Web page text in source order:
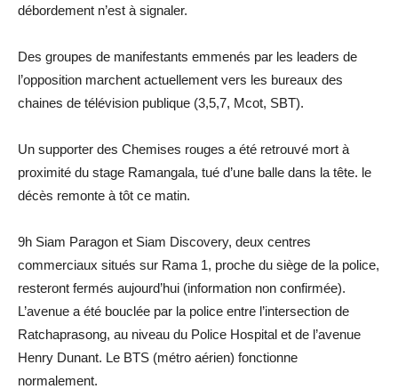
débordement n’est à signaler.
Des groupes de manifestants emmenés par les leaders de
l’opposition marchent actuellement vers les bureaux des
chaines de télévision publique (3,5,7, Mcot, SBT).
Un supporter des Chemises rouges a été retrouvé mort à
proximité du stage Ramangala, tué d’une balle dans la tête. le
décès remonte à tôt ce matin.
9h Siam Paragon et Siam Discovery, deux centres
commerciaux situés sur Rama 1, proche du siège de la police,
resteront fermés aujourd’hui (information non confirmée).
L’avenue a été bouclée par la police entre l’intersection de
Ratchaprasong, au niveau du Police Hospital et de l’avenue
Henry Dunant. Le BTS (métro aérien) fonctionne
normalement.